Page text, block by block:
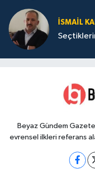
İSMAIL
Beyaz Gündem
evrensel ilkleri referans